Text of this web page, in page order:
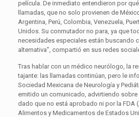
película. De inmediato entendieron por
llamadas, que no solo provienen de
Argentina, Perú, Colombia, Venezuela,
Unidos. Su conmutador no para, ya que
necesidades especiales están buscando
alternativa”, compartió en sus redes
Tras hablar con un médico neurólogo, la
tajante: las llamadas continúan, pero le
Sociedad Mexicana de Neurología y
emitido un comunicado, advirtiendo sobre
dado que no está aprobado ni por la FDA
Alimentos y Medicamentos de Estados